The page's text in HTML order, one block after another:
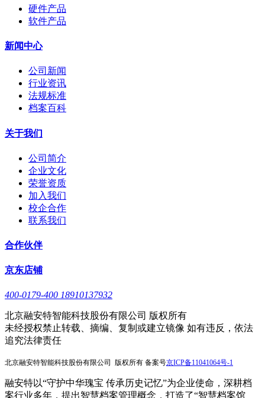
硬件产品
软件产品
新闻中心
公司新闻
行业资讯
法规标准
档案百科
关于我们
公司简介
企业文化
荣誉资质
加入我们
校企合作
联系我们
合作伙伴
京东店铺
400-0179-400 18910137932
北京融安特智能科技股份有限公司 版权所有
未经授权禁止转载、摘编、复制或建立镜像 如有违反，依法
追究法律责任
北京融安特智能科技股份有限公司 版权所有 备案号京ICP备11041064号-1
融安特以“守护中华瑰宝 传承历史记忆”为企业使命，深耕档
案行业多年，提出智慧档案管理概念，打造了“智慧档案馆